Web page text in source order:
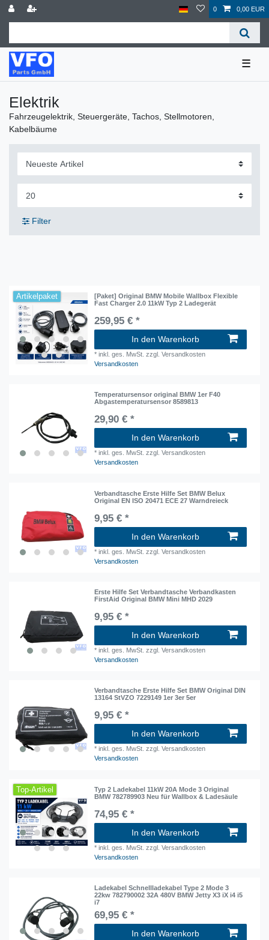
0 0,00 EUR
☰
Elektrik
Fahrzeugelektrik, Steuergeräte, Tachos, Stellmotoren,
Kabelbäume
Filter
Artikelpaket
[Paket] Original BMW Mobile Wallbox Flexible
Fast Charger 2.0 11kW Typ 2 Ladegerät
259,95 € *
In den Warenkorb
*inkl. ges. MwSt. zzgl. Versandkosten
Versandkosten
Temperatursensor original BMW 1er F40
Abgastemperatursensor 8589813
29,90 € *
In den Warenkorb
*inkl. ges. MwSt. zzgl. Versandkosten
Versandkosten
Verbandtasche Erste Hilfe Set BMW Belux
Original EN ISO 20471 ECE 27 Warndreieck
9,95 € *
In den Warenkorb
*inkl. ges. MwSt. zzgl. Versandkosten
Versandkosten
Erste Hilfe Set Verbandtasche Verbandkasten
FirstAid Original BMW Mini MHD 2029
9,95 € *
In den Warenkorb
*inkl. ges. MwSt. zzgl. Versandkosten
Versandkosten
Verbandtasche Erste Hilfe Set BMW Original DIN
13164 StVZO 7229149 1er 3er 5er
9,95 € *
In den Warenkorb
*inkl. ges. MwSt. zzgl. Versandkosten
Versandkosten
Top-Artikel
Typ 2 Ladekabel 11kW 20A Mode 3 Original
BMW 782789903 Neu für Wallbox & Ladesäule
74,95 € *
In den Warenkorb
*inkl. ges. MwSt. zzgl. Versandkosten
Versandkosten
Ladekabel Schnellladekabel Type 2 Mode 3
22kw 782790002 32A 480V BMW Jetty X3 iX i4 i5
i7
69,95 € *
In den Warenkorb